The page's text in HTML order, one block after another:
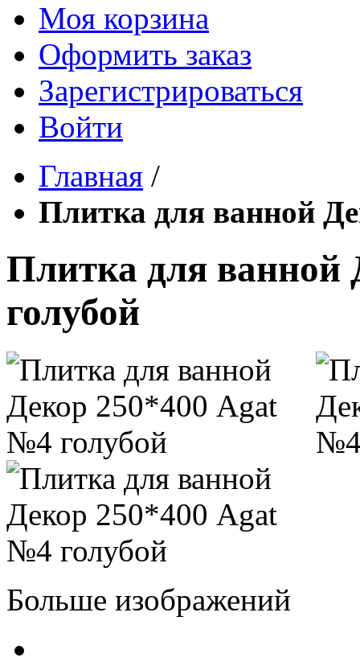
Моя корзина
Оформить заказ
Зарегистрироваться
Войти
Главная /
Плитка для ванной
Плитка для
голубой
Больше изображений